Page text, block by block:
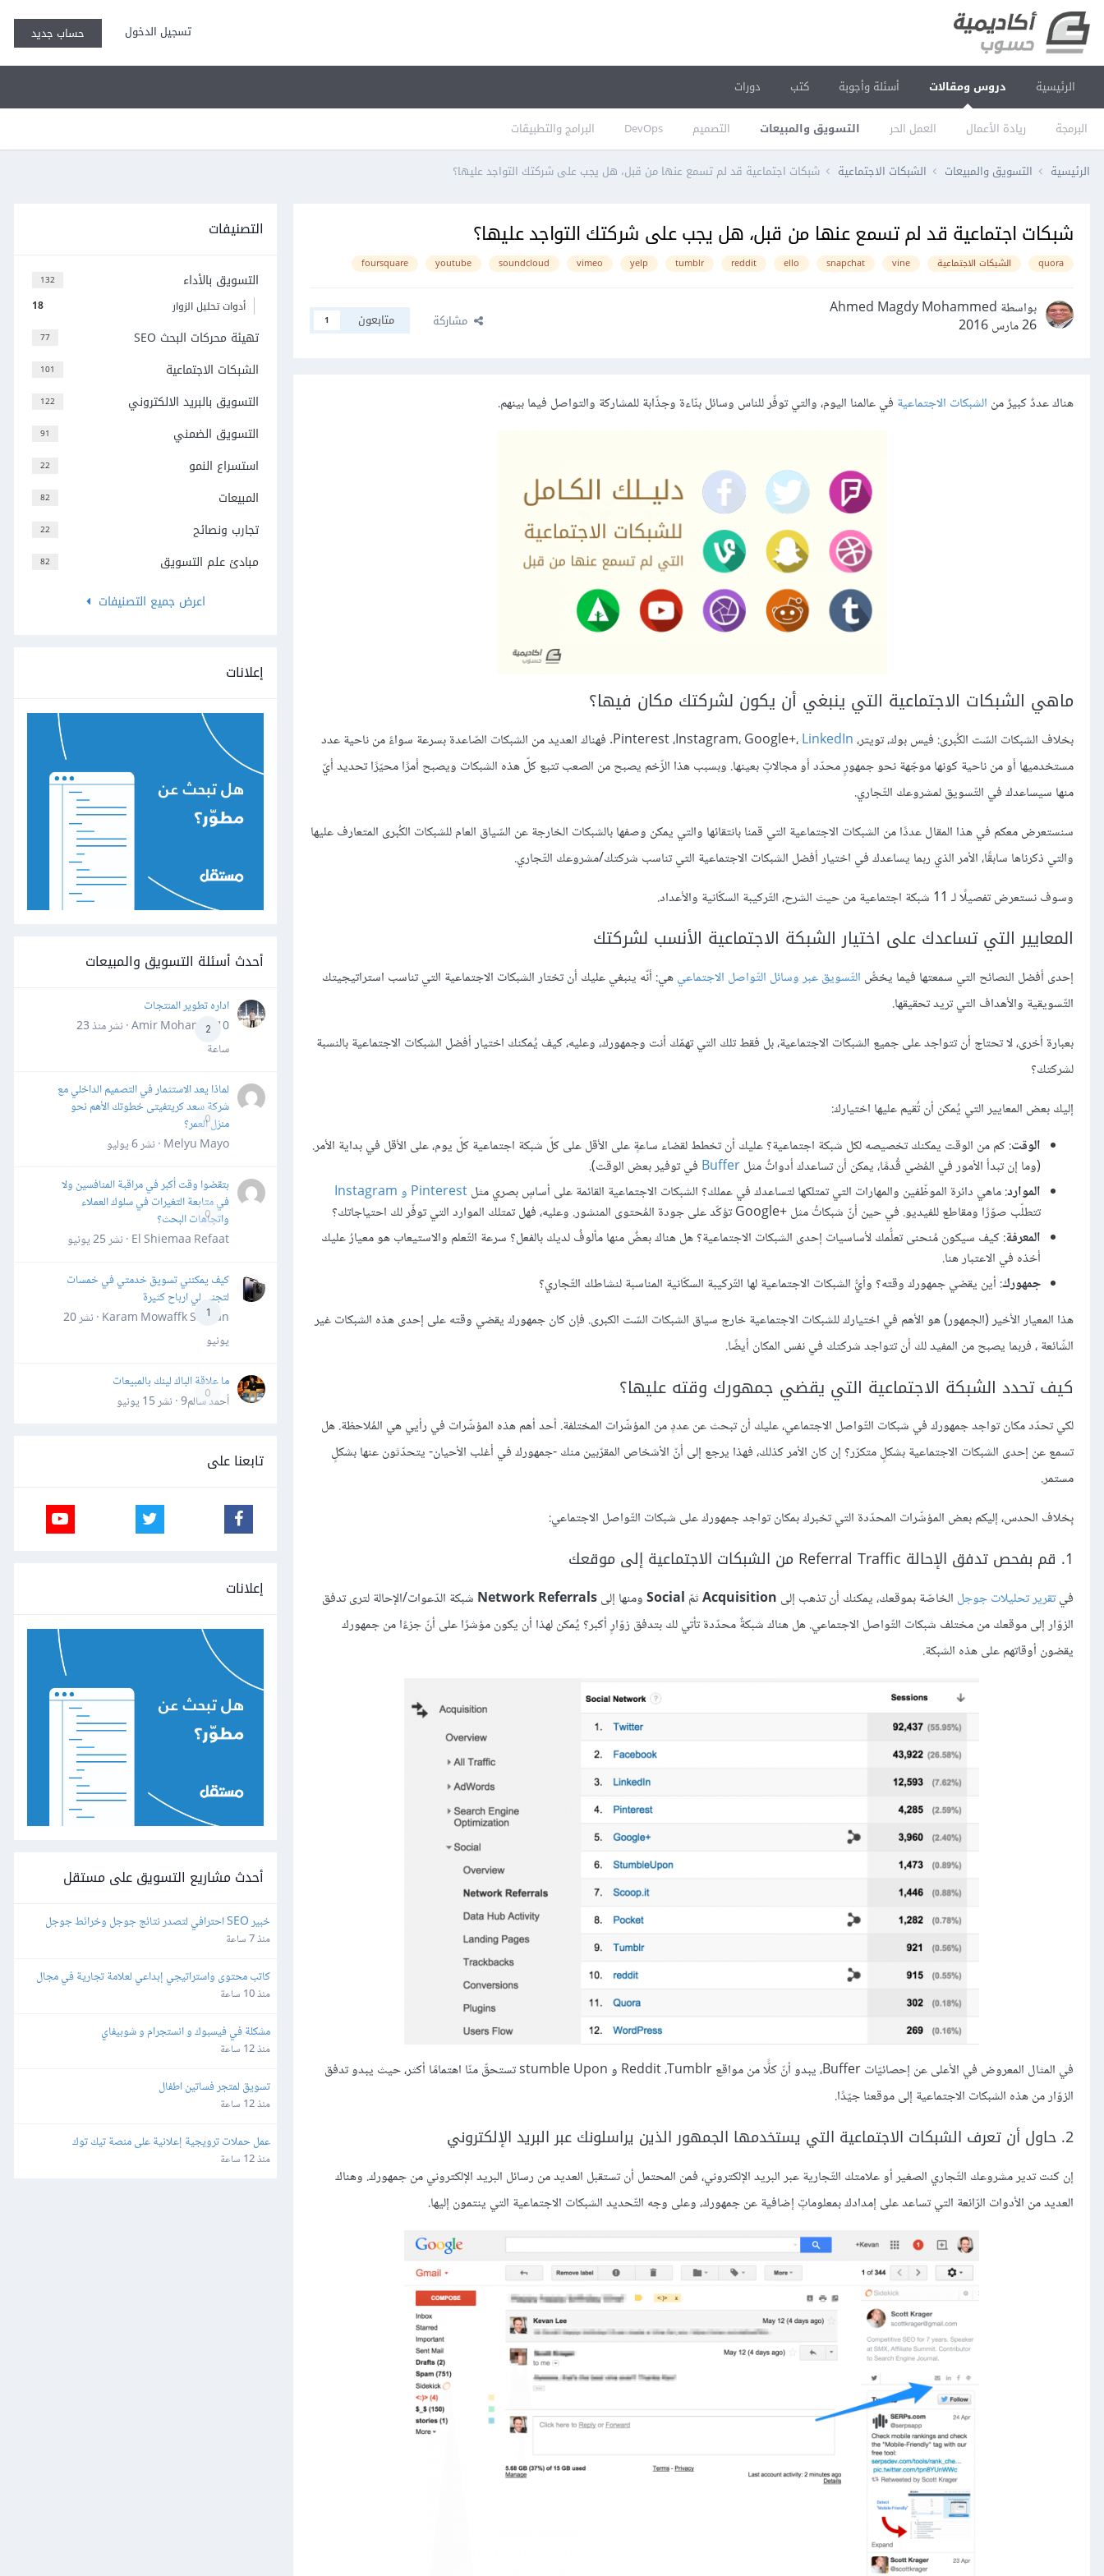
تسجيل الدخول حساب جديد
الرئيسية دروس ومقالات
البرمجة ريادة الأعمال العمل الحر التسويق والمبيعات التصميم DevOps البرامج والتطبيقات
أسئلة وأجوبة كتب دورات
الرئيسية التسويق والمبيعات الشبكات الاجتماعية شبكات اجتماعية قد لم تسمع عنها من قبل، هل يجب على شركتك التواجد عليها؟
شبكات اجتماعية قد لم تسمع عنها من قبل، هل يجب على شركتك التواجد عليها؟
quora الشبكات الاجتماعية vine
snapchat
ello
reddit
tumblr
yelp
vimeo
soundcloud
youtube
foursquare
بواسطة Ahmed Magdy Mohammed
26 مارس 2016
مشاركة متابعون 1
هناك عددٌ كبيرٌ من الشبكات الاجتماعية في عالمنا اليوم، والتي توفّر للناس وسائل بنّاءة وجذّابة للمشاركة والتواصل فيما بينهم.
ماهي الشبكات الاجتماعية التي ينبغي أن يكون لشركتك مكان فيها؟
بخلاف الشبكات السّت الكُبرى: فيس بوك، تويتر، Pinterest ،Instagram، Google+،LinkedIn
. فهناك العديد من الشبكات الصّاعدة بسرعة سواءً من ناحية عدد
مستخدميها أو من ناحية كونها موجّهة نحو جمهورٍ محدّد أو مجالاتٍ بعينها. وبسبب هذا الزّخم يصبح من الصعب تتبع كلّ هذه الشبكات ويصبح أمرًا محيّرًا تحديد أيّ
منها سيساعدك في التّسويق لمشروعك التّجاري.
سنستعرض معكم في هذا المقال عددًا من الشبكات الاجتماعية التي قمنا بانتقائها والتي يمكن وصفها بالشبكات الخارجة عن السّياق العام للشبكات الكُبرى المتعارف عليها
والتي ذكرناها سابقًا، الأمر الذي ربما يساعدك في اختيار أفضل الشبكات الاجتماعية التي تناسب شركتك/مشروعك التّجاري.
وسوف نستعرض تفصيلًا لـ 11 شبكة اجتماعية من حيث الشرح، التّركيبة السكّانية والأعداد.
المعايير التي تساعدك على اختيار الشبكة الاجتماعية الأنسب لشركتك
إحدى أفضل النصائح التي سمعتها فيما يخصُّ التّسويقعبر وسائل التّواصل الاجتماعيهي: أنّه ينبغي عليك أن تختار الشبكات الاجتماعية التي تناسب استراتيجيتك
التّسويقية والأهداف التي تريد تحقيقها.
بعبارة أخرى، لا تحتاج أن تتواجد على جميع الشبكات الاجتماعية، بل فقط تلك التي تهمّك أنت وجمهورك، وعليه، كيف يُمكنك اختيار أفضل الشبكات الاجتماعية بالنسبة
لشركتك؟
إليك بعض المعايير التي يُمكن أن تُقيم عليها اختيارك:
الوقت: كم من الوقت يمكنك تخصيصه لكل شبكة اجتماعية؟ عليك أن تخطط لقضاء ساعةٍ على الأقل على كلّ شبكة اجتماعية كلّ يوم، على الأقل في بداية الأمر.
(وما إن تبدأ الأمور في المُضي قُدمًا، يمكن أن تساعدك أدواتٌ مثلBuffer في توفير بعض الوقت).
الموارد: ماهي دائرة الموظّفين والمهارات التي تمتلكها لتساعدك في عملك؟ الشبكات الاجتماعية القائمة على أساسٍ بصري مثلPinterest وInstagram
تتطلّب صوّرًا ومقاطع للفيديو. في حين أنّ شبكاتُ مثل +Google تؤكّد على جودة المُحتوى المنشور. وعليه، فهل تمتلك الموارد التي توفّر لك احتياجاتك؟
المعرفة: كيف سيكون مُنحنى تعلُّمك لأساسيات إحدى الشبكات الاجتماعية؟ هل هناك بعضٌ منها مألوفُ لديك بالفعل؟ سرعة التّعلم والاستيعاب هو معيارُ عليك
أخذه في الاعتبار هنا.
جمهورك: أين يقضي جمهورك وقته؟ وأيُّ الشبكات الاجتماعية لها التّركيبة السكّانية المناسبة لنشاطك التّجاري؟
هذا المعيار الأخير (الجمهور) هو الأهم في اختيارك للشبكات الاجتماعية خارج سياق الشبكات السّت الكبرى. فإن كان جمهورك يقضي وقته على إحدى هذه الشبكات غير
الشّائعة ، فربما يصبح من المفيد لك أن تتواجد شركتك في نفس المكان أيضًا.
كيف تحدد الشبكة الاجتماعية التي يقضي جمهورك وقته عليها؟
لكي تحدّد مكان تواجد جمهورك في شبكات التّواصل الاجتماعي، عليك أن تبحث عن عددٍ من المؤشّرات المختلفة. أحد أهم هذه المؤشّرات في رأيي هي المُلاحظة. هل
تسمع عن إحدى الشبكات الاجتماعية بشكلٍ متكرّر؟ إن كان الأمر كذلك، فهذا يرجع إلى أنّ الأشخاص المقرّبين منك -جمهورك في أغلب الأحيان- يتحدّثون عنها بشكلٍ
مستمر.
بِخلاف الحدس، إليكم بعض المؤشّرات المحدّدة التي تخبرك بمكان تواجد جمهورك على شبكات التّواصل الاجتماعي:
1. قم بفحص تدفق الإحالة Referral Traffic من الشبكات الاجتماعية إلى موقعك
فيتقرير تحليلات جوجل الخاصّة بموقعك، يمكنك أن تذهب إلى Acquisitionثمّ Socialومنها إلىNetwork Referrals شبكة الدّعوات/الإحالة لترى تدفق
الزوّار إلى موقعك من مختلف شبكات التّواصل الاجتماعي. هل هناك شبكةٌ محدّدة تأتي لك بتدفق زوّارٍ أكبر؟ يُمكن لهذا أن يكون مؤشرًا على أنّ جزءًا من جمهورك
يقضون أوقاتهم على هذه الشبكة.
في المثال المعروض في الأعلى عن إحصائيّات Buffer، يبدو أنّ كلًّا من مواقع Reddit ،Tumblr و stumble Upon تستحقّ منّا اهتمامًا أكثر، حيث يبدو تدفق
الزوّار من هذه الشبكات الاجتماعية إلى موقعنا جيّدًا.
2. حاول أن تعرف الشبكات الاجتماعية التي يستخدمها الجمهور الذين يراسلونك عبر البريد الإلكتروني
إن كنت تدير مشروعك التّجاري الصغير أو علامتك التّجارية عبر البريد الإلكتروني، فمن المحتمل أن تستقبل العديد من رسائل البريد الإلكتروني من جمهورك. وهناك
العديد من الأدوات الرّائعة التي تساعد على إمدادك بمعلوماتٍ إضافية عن جمهورك، وعلى وجه التّحديد الشبكات الاجتماعية التي ينتمون إليها.
التصنيفات
132 التسويق بالأداء
18 أدوات تحليل الزوار
77 تهيئة محركات البحث SEO
101 الشبكات الاجتماعية
122 التسويق بالبريد الالكتروني
91 التسويق الضمني
22 استسراع النمو
82 المبيعات
22 تجارب ونصائح
82
مبادئ علم التسويق
اعرض جميع التصنيفات
إعلانات
أحدث أسئلة التسويق والمبيعات
2
اداره تطوير المنتجات
Amir Mohamed10 · نشر
منذ 23
ساعة
0
لماذا يعد الاستثمار في التصميم الداخلي مع
شركة سعد كريتفيتى خطوتك الأهم نحو
منزل العمر؟
Melyu Mayo · نشر
6 يوليو
0
بتقضوا وقت أكبر في مراقبة المنافسين ولا
في متابعة التغيرات في سلوك العملاء
واتجاهات البحث؟
El Shiemaa Refaat · نشر
25 يونيو
1
كيف يمكنني تسويق خدمتي في خمسات
لتجني لي ارباح كثيرة
Karam Mowaffk Sarhan · نشر
20
يونيو
0
ما علاقة الباك لينك بالمبيعات
أحمد سالم9 · نشر
15 يونيو
تابعنا على
إعلانات
أحدث مشاريع التسويق على مستقل
خبير SEO احترافي لتصدر نتائج جوجل وخرائط جوجل
منذ 7 ساعة
التجارة الإلكترونية
منذ 10 ساعة
مشكلة في فيسبوك و انستجرام و شوبيفاي
منذ 12 ساعة
تسويق لمتجر فساتين اطفال
منذ 12 ساعة
عمل حملات ترويجية إعلانية على منصة تيك توك
منذ 12 ساعة